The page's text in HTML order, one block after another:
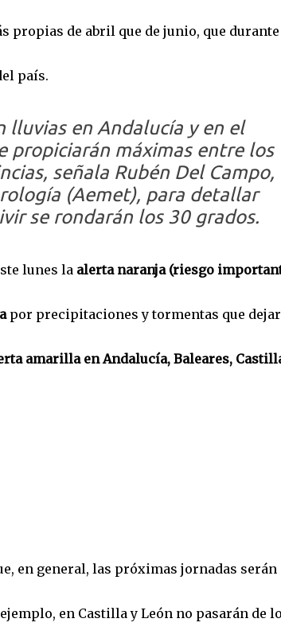
propias de abril que de junio, que
país.
lluvias en Andalucía y en el
propiciarán máximas entre los
, señala Rubén Del Campo,
(Aemet), para detallar
se rondarán los 30 grados.
lunes la alerta naranja (riesgo
por precipitaciones y tormentas que
amarilla en Andalucía, Baleares,
en general, las próximas jornadas serán
en Castilla y León no pasarán de